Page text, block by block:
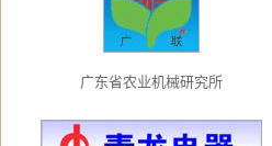
广东省农业机械研究所